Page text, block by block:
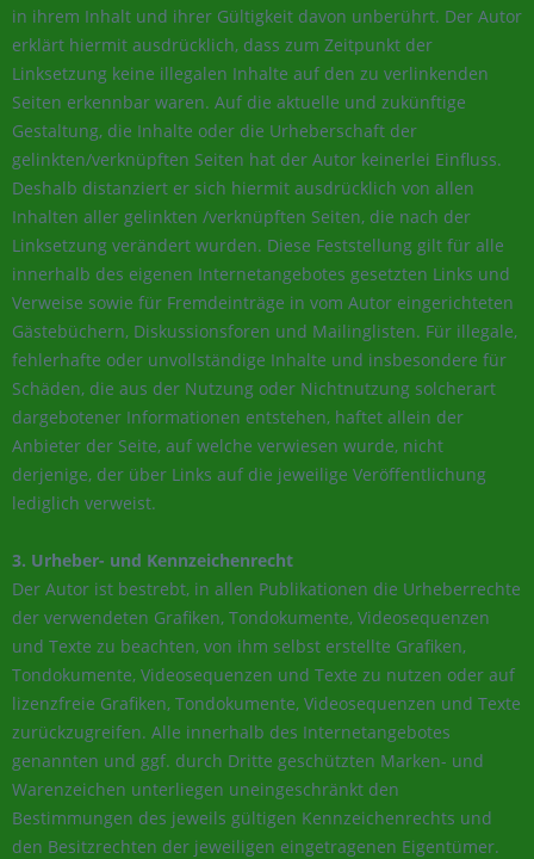
in ihrem Inhalt und ihrer Gültigkeit davon unberührt. Der Autor
erklärt hiermit ausdrücklich, dass zum Zeitpunkt der
Linksetzung keine illegalen Inhalte auf den zu verlinkenden
Seiten erkennbar waren. Auf die aktuelle und zukünftige
Gestaltung, die Inhalte oder die Urheberschaft der
gelinkten/verknüpften Seiten hat der Autor keinerlei Einfluss.
Deshalb distanziert er sich hiermit ausdrücklich von allen
Inhalten aller gelinkten /verknüpften Seiten, die nach der
Linksetzung verändert wurden. Diese Feststellung gilt für alle
innerhalb des eigenen Internetangebotes gesetzten Links und
Verweise sowie für Fremdeinträge in vom Autor eingerichteten
Gästebüchern, Diskussionsforen und Mailinglisten. Für illegale,
fehlerhafte oder unvollständige Inhalte und insbesondere für
Schäden, die aus der Nutzung oder Nichtnutzung solcherart
dargebotener Informationen entstehen, haftet allein der
Anbieter der Seite, auf welche verwiesen wurde, nicht
derjenige, der über Links auf die jeweilige Veröffentlichung
lediglich verweist.
3. Urheber- und Kennzeichenrecht
Der Autor ist bestrebt, in allen Publikationen die Urheberrechte
der verwendeten Grafiken, Tondokumente, Videosequenzen
und Texte zu beachten, von ihm selbst erstellte Grafiken,
Tondokumente, Videosequenzen und Texte zu nutzen oder auf
lizenzfreie Grafiken, Tondokumente, Videosequenzen und Texte
zurückzugreifen. Alle innerhalb des Internetangebotes
genannten und ggf. durch Dritte geschützten Marken- und
Warenzeichen unterliegen uneingeschränkt den
Bestimmungen des jeweils gültigen Kennzeichenrechts und
den Besitzrechten der jeweiligen eingetragenen Eigentümer.